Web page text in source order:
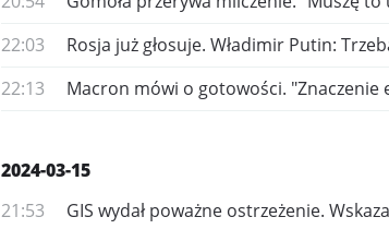
22:03
Rosja już głosuje. Władimir Putin:
22:13
Macron mówi o gotowości. "Znaczenie
2024-03-15
21:53
GIS wydał poważne ostrzeżenie.